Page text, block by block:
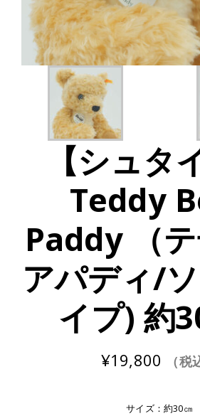
【シュタ
Teddy
Paddy （
アパディ/
イプ) 約
¥19,800 （税
サイズ：約30㎝